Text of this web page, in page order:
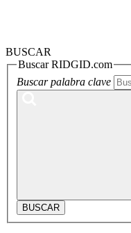
BUSCAR
Buscar RIDGID.com
Buscar palabra clave
BUSCAR